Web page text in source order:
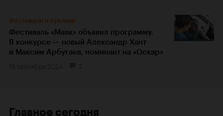
Фестивали и премии
Фестиваль «Маяк» объявил программу.
В конкурсе — новый Александр Хант
и Максим Арбугаев, номинант на «Оскар»
Главное сегодня